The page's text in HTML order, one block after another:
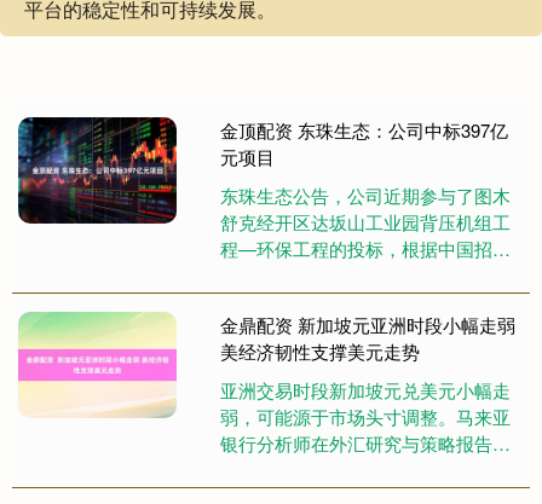
平台的稳定性和可持续发展。
金顶配资 东珠生态：公司中标397亿
元项目
东珠生态公告，公司近期参与了图木
舒克经开区达坂山工业园背压机组工
程—环保工程的投标，根据中国招标
布的中标结果公示，公司中标....
金鼎配资 新加坡元亚洲时段小幅走弱
美经济韧性支撑美元走势
亚洲交易时段新加坡元兑美元小幅走
弱，可能源于市场头寸调整。马来亚
银行分析师在外汇研究与策略报告中
正显现一定韧性，可能再度呈现“....